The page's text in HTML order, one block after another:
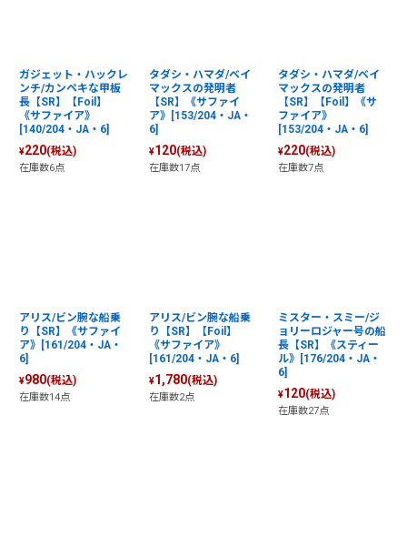
ガジェット・ハックレ
ンチ/カンペキな甲板
長【SR】【Foil】
《サファイア》
[140/204・JA・6]
¥220(税込)
在庫数6点
タダシ・ハマダ/ベイ
マックスの発明者
【SR】《サファイ
ア》[153/204・JA・
6]
¥120(税込)
在庫数17点
タダシ・ハマダ/ベイ
マックスの発明者
【SR】【Foil】《サ
ファイア》
[153/204・JA・6]
¥220(税込)
在庫数7点
アリス/ビン腕な船乗
り【SR】《サファイ
ア》[161/204・JA・
6]
¥980(税込)
在庫数14点
アリス/ビン腕な船乗
り【SR】【Foil】
《サファイア》
[161/204・JA・6]
¥1,780(税込)
在庫数2点
ミスター・スミー/ジ
ョリーロジャー号の船
長【SR】《スティー
ル》[176/204・JA・
6]
¥120(税込)
在庫数27点